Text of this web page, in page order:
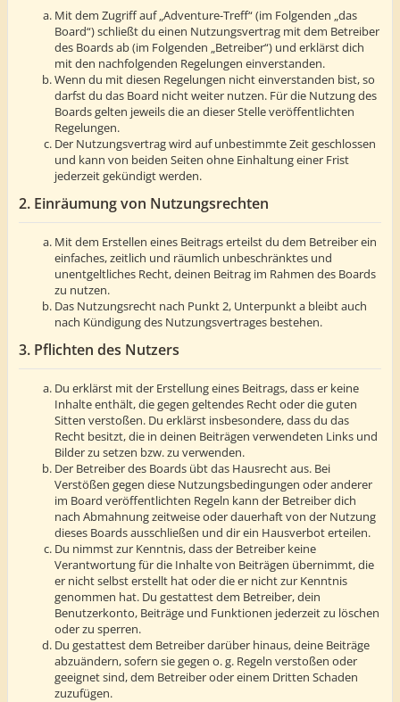
Mit dem Zugriff auf „Adventure-Treff“ (im Folgenden „das
Board“) schließt du einen Nutzungsvertrag mit dem Betreiber
des Boards ab (im Folgenden „Betreiber“) und erklärst dich
mit den nachfolgenden Regelungen einverstanden.
Wenn du mit diesen Regelungen nicht einverstanden bist, so
darfst du das Board nicht weiter nutzen. Für die Nutzung des
Boards gelten jeweils die an dieser Stelle veröffentlichten
Regelungen.
Der Nutzungsvertrag wird auf unbestimmte Zeit geschlossen
und kann von beiden Seiten ohne Einhaltung einer Frist
jederzeit gekündigt werden.
2. Einräumung von Nutzungsrechten
Mit dem Erstellen eines Beitrags erteilst du dem Betreiber ein
einfaches, zeitlich und räumlich unbeschränktes und
unentgeltliches Recht, deinen Beitrag im Rahmen des Boards
zu nutzen.
Das Nutzungsrecht nach Punkt 2, Unterpunkt a bleibt auch
nach Kündigung des Nutzungsvertrages bestehen.
3. Pflichten des Nutzers
Du erklärst mit der Erstellung eines Beitrags, dass er keine
Inhalte enthält, die gegen geltendes Recht oder die guten
Sitten verstoßen. Du erklärst insbesondere, dass du das
Recht besitzt, die in deinen Beiträgen verwendeten Links und
Bilder zu setzen bzw. zu verwenden.
Der Betreiber des Boards übt das Hausrecht aus. Bei
Verstößen gegen diese Nutzungsbedingungen oder anderer
im Board veröffentlichten Regeln kann der Betreiber dich
nach Abmahnung zeitweise oder dauerhaft von der Nutzung
dieses Boards ausschließen und dir ein Hausverbot erteilen.
Du nimmst zur Kenntnis, dass der Betreiber keine
Verantwortung für die Inhalte von Beiträgen übernimmt, die
er nicht selbst erstellt hat oder die er nicht zur Kenntnis
genommen hat. Du gestattest dem Betreiber, dein
Benutzerkonto, Beiträge und Funktionen jederzeit zu löschen
oder zu sperren.
Du gestattest dem Betreiber darüber hinaus, deine Beiträge
abzuändern, sofern sie gegen o. g. Regeln verstoßen oder
geeignet sind, dem Betreiber oder einem Dritten Schaden
zuzufügen.